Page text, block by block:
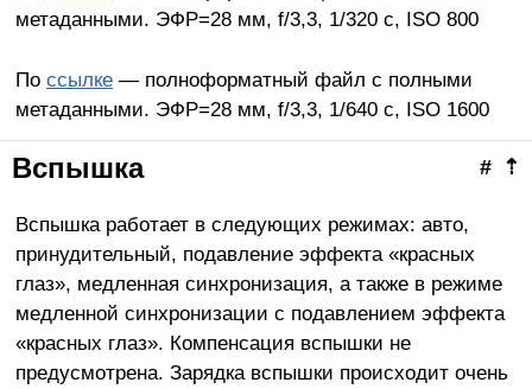
метаданными. ЭФР=28 мм, f/3,3, 1/320 c, ISO 800
По ссылке— полноформатный файл с полными
метаданными. ЭФР=28 мм, f/3,3, 1/640 c, ISO 1600
⇡
#
Вспышка
Вспышка работает в следующих режимах: авто,
принудительный, подавление эффекта «красных
глаз», медленная синхронизация, а также в режиме
медленной синхронизации с подавлением эффекта
«красных глаз». Компенсация вспышки не
предусмотрена. Зарядка вспышки происходит очень